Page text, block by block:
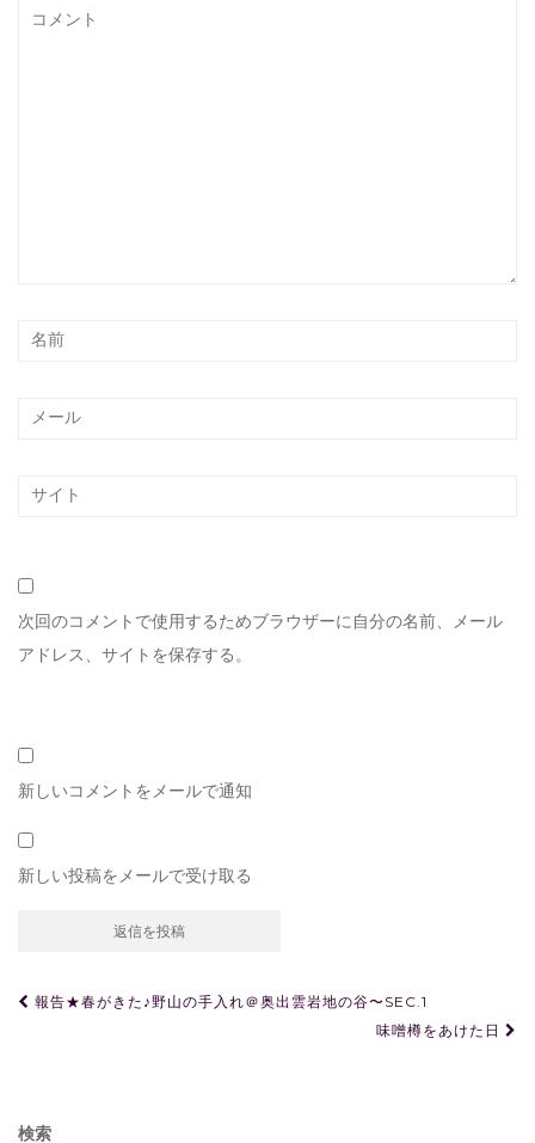
次回のコメントで使用するためブラウザーに自分の名前、メール
アドレス、サイトを保存する。
新しいコメントをメールで通知
新しい投稿をメールで受け取る
投報告★春がきた♪野山の手入れ＠奥出雲岩地の谷〜SEC.1
味噌樽をあけた日
検索